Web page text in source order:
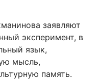
заявляют
эксперимент, в
язык,
мысль,
память.